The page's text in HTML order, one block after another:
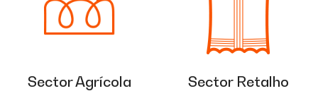
Sector Agrícola Sector Retalho